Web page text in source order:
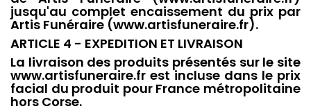
jusqu'au complet encaissement du prix par
Artis Funéraire (www.artisfuneraire.fr).
ARTICLE 4 - EXPEDITION ET LIVRAISON
La livraison des produits présentés sur le site
www.artisfuneraire.fr est incluse dans le prix
facial du produit pour France métropolitaine
hors Corse.